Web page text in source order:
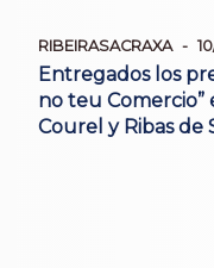
RIBEIRASACRAXA
Entregados los
no teu Comercio”
Courel y Ribas de